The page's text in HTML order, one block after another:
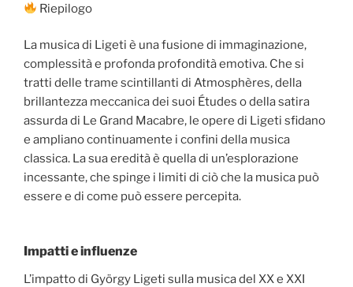
Riepilogo
La musica di Ligeti è una fusione di immaginazione,
complessità e profonda profondità emotiva. Che si
tratti delle trame scintillanti di Atmosphères, della
brillantezza meccanica dei suoi Études o della satira
assurda di Le Grand Macabre, le opere di Ligeti sfidano
e ampliano continuamente i confini della musica
classica. La sua eredità è quella di un’esplorazione
incessante, che spinge i limiti di ciò che la musica può
essere e di come può essere percepita.
Impatti e influenze
L’impatto di György Ligeti sulla musica del XX e XXI